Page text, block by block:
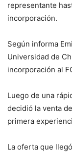
representante
incorporación.
Según informa
Universidad de
incorporación al
Luego de una
decidió la venta
primera
La oferta que